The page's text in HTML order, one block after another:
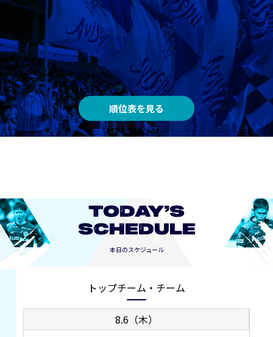
順位表を見る
TODAY’S
SCHEDULE
本日のスケジュール
トップチーム・チーム
8.6（木）